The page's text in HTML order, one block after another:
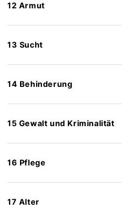
12 Armut
13 Sucht
14 Behinderung
15 Gewalt und Kriminalität
16 Pflege
17 Alter